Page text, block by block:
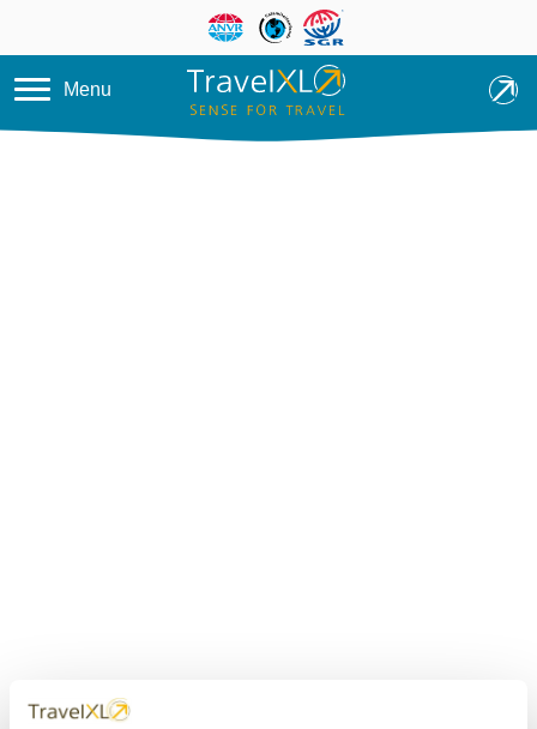
Overslaan en naar de inhoud
Menu